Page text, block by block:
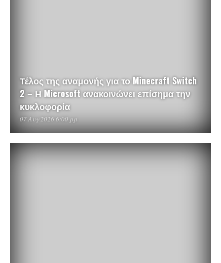
Τέλος της αναμονής για το Minecraft Switch
2 – Η Microsoft ανακοινώνει επίσημα την
κυκλοφορία
07 Αυγ 2026 6:00 μμ